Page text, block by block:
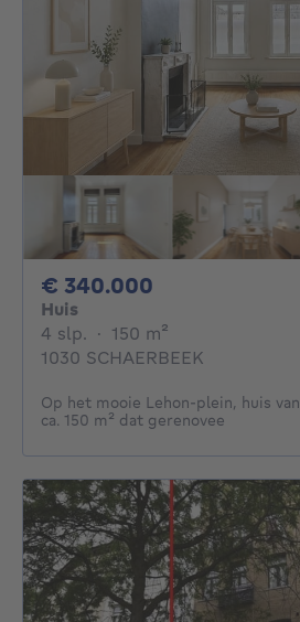
€ 340.000
Huis
4 slp. 4 slaapkamers
· 150 m²
1030 SCHAERBEEK
Op het mooie Lehon-plein, huis van
ca. 150 m² dat gerenovee